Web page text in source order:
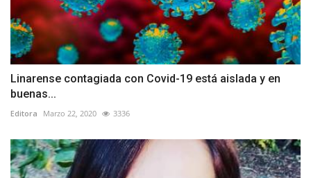
Linarense contagiada con Covid-19 está aislada y en
buenas...
Editora Marzo 22, 2020 3336